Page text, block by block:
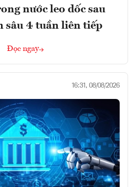
nước leo dốc sau
sâu 4 tuần liên tiếp
Đọc ngay
16:31, 08/08/2026